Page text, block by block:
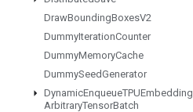
DrawBoundingBoxesV2
DummyIterationCounter
DummyMemoryCache
DummySeedGenerator
DynamicEnqueueTPUEmbedding
ArbitraryTensorBatch